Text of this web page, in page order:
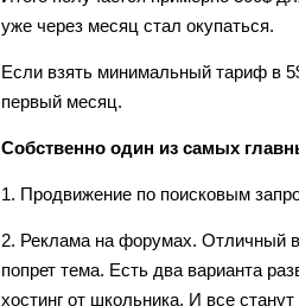
уже через месяц стал окупаться.
Если взять минимальный тариф в
первый месяц.
Собственно один из самых
1. Продвижение по поисковым
2. Реклама на форумах. Отличный
попрет тема. Есть два варианта
хостинг от школьника. И все